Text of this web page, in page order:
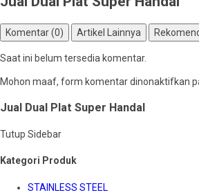
Komentar (0) Artikel Lainnya
Saat ini belum tersedia komentar.
Mohon maaf, form komentar dinonaktifkan
Jual Dual Plat Super Handal
Tutup Sidebar
Kategori Produk
STAINLESS STEEL